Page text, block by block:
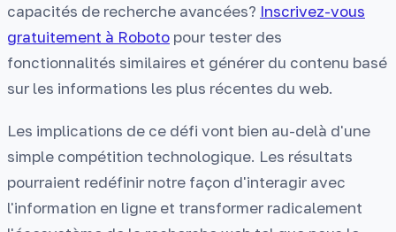
capacités de recherche avancées? Inscrivez-vous
gratuitement à Roboto pour tester des
fonctionnalités similaires et générer du contenu basé
sur les informations les plus récentes du web.
Les implications de ce défi vont bien au-delà d'une
simple compétition technologique. Les résultats
pourraient redéfinir notre façon d'interagir avec
l'information en ligne et transformer radicalement